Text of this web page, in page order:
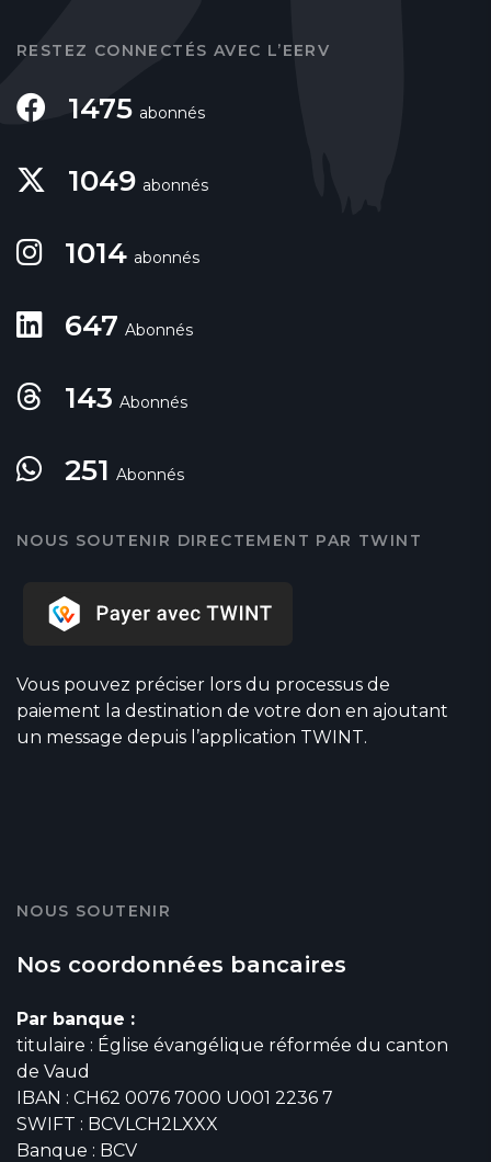
RESTEZ CONNECTÉS AVEC L’EERV
1475 abonnés
1049 abonnés
1014 abonnés
647 Abonnés
143 Abonnés
251 Abonnés
NOUS SOUTENIR DIRECTEMENT PAR TWINT
Vous pouvez préciser lors du processus de
paiement la destination de votre don en ajoutant
un message depuis l’application TWINT.
NOUS SOUTENIR
Nos coordonnées bancaires
Par banque :
titulaire : Église évangélique réformée du canton
de Vaud
IBAN : CH62 0076 7000 U001 2236 7
SWIFT : BCVLCH2LXXX
Banque : BCV